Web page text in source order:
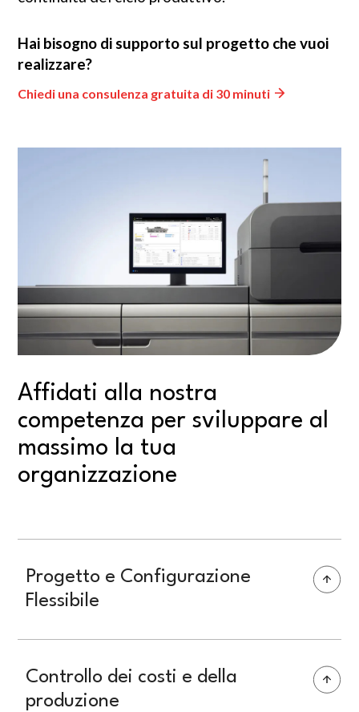
Hai bisogno di supporto sul progetto che vuoi
realizzare?
Chiedi una consulenza gratuita di 30 minuti
Affidati alla nostra
competenza per sviluppare al
massimo la tua
organizzazione
Progetto e Configurazione
Flessibile
Controllo dei costi e della
produzione